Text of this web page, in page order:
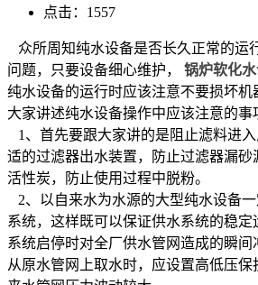
点击：1557
众所周知纯水设备是否长久正常的运
问题，只要设备细心维护，
锅炉软化
纯水设备的运行时应该注意不要损坏机
大家讲述纯水设备操作中应该注意的事
1、首先要跟大家讲的是阻止滤料进
适的过滤器出水装置，防止过滤器漏砂
活性炭，防止使用过程中脱粉。
2、以自来水为水源的大型纯水设备
系统，这样既可以保证供水系统的稳定
系统启停时对全厂供水管网造成的瞬间
从原水管网上取水时，应设置高低压保